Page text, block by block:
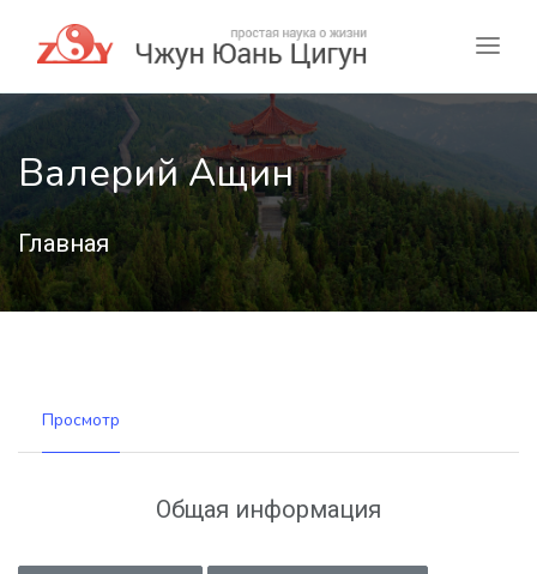
Валерий Ащин
Главная
Просмотр
Общая информация